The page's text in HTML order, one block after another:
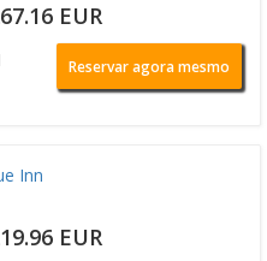
EUR
Reservar agora mesmo
Inn
EUR